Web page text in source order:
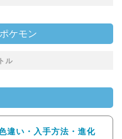
ケモン
ル
違い・入手方法・進化